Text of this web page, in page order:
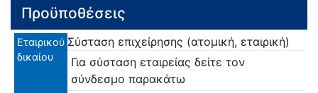
Προϋποθέσεις
Εταιρικού
δικαίου
Σύσταση επιχείρησης (ατομική, εταιρική)
Για σύσταση εταιρείας δείτε τον
σύνδεσμο παρακάτω